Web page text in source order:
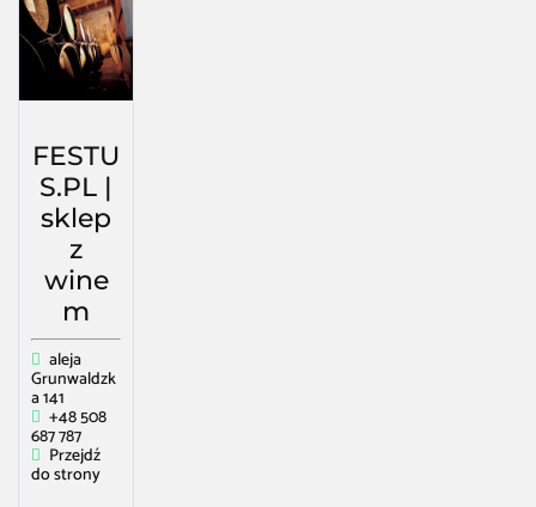
FESTU
S.PL |
sklep
z
wine
m
aleja
Grunwaldzk
a 141
+48 508
687 787
Przejdź
do strony